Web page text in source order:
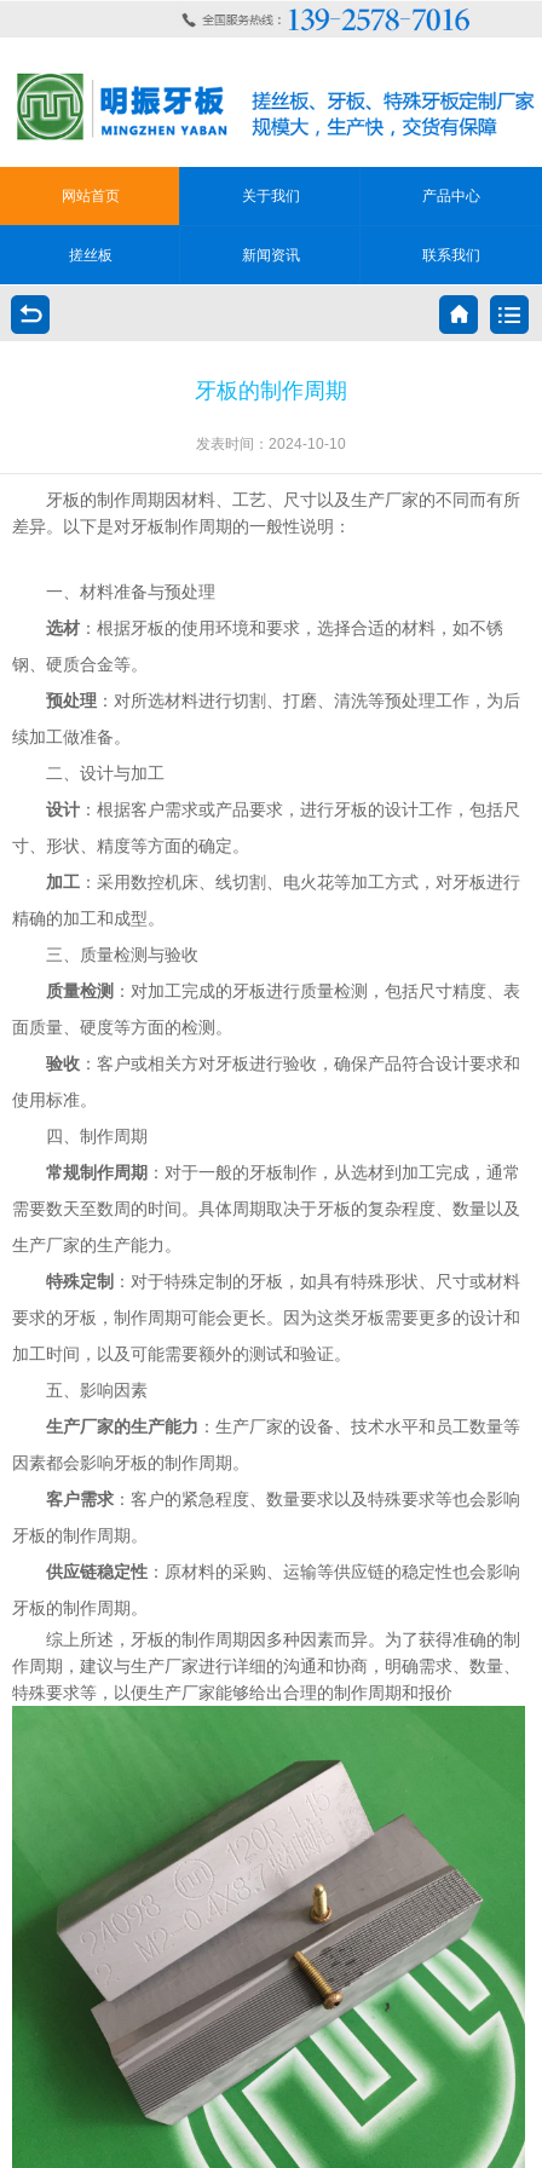
网站首页 关于我们 产品中心
搓丝板 新闻资讯 联系我们
牙板的制作周期
发表时间：2024-10-10
牙板的制作周期因材料、工艺、尺寸以及生产厂家的不同而有所
差异。以下是对牙板制作周期的一般性说明：
一、材料准备与预处理
选材 ：根据牙板的使用环境和要求，选择合适的材料，如不锈
钢、硬质合金等。
预处理 ：对所选材料进行切割、打磨、清洗等预处理工作，为后
续加工做准备。
二、设计与加工
设计 ：根据客户需求或产品要求，进行牙板的设计工作，包括尺
寸、形状、精度等方面的确定。
加工 ：采用数控机床、线切割、电火花等加工方式，对牙板进行
精确的加工和成型。
三、质量检测与验收
质量检测 ：对加工完成的牙板进行质量检测，包括尺寸精度、表
面质量、硬度等方面的检测。
验收 ：客户或相关方对牙板进行验收，确保产品符合设计要求和
使用标准。
四、制作周期
常规制作周期 ：对于一般的牙板制作，从选材到加工完成，通常
需要数天至数周的时间。具体周期取决于牙板的复杂程度、数量以及
生产厂家的生产能力。
特殊定制 ：对于特殊定制的牙板，如具有特殊形状、尺寸或材料
要求的牙板，制作周期可能会更长。因为这类牙板需要更多的设计和
加工时间，以及可能需要额外的测试和验证。
五、影响因素
生产厂家的生产能力 ：生产厂家的设备、技术水平和员工数量等
因素都会影响牙板的制作周期。
客户需求 ：客户的紧急程度、数量要求以及特殊要求等也会影响
牙板的制作周期。
供应链稳定性 ：原材料的采购、运输等供应链的稳定性也会影响
牙板的制作周期。
综上所述，牙板的制作周期因多种因素而异。为了获得准确的制
作周期，建议与生产厂家进行详细的沟通和协商，明确需求、数量、
特殊要求等，以便生产厂家能够给出合理的制作周期和报价